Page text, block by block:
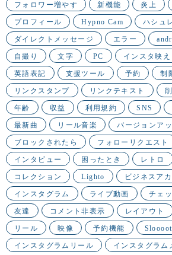
フォロワー増やす 新機能 炎上
プロフィール Hypno Cam ハシュ
ダイレクトメッセージ エラー
自撮り 文字 PC インスタ映え
英語表記 支援ツール 予約 制
リンクスタンプ リンクテキスト
年齢 収益 利用規約 SNS
最新曲 リール音楽 バージョンア
ブロックされたら フォローリクエスト
インタビュー 困ったとき レトロ
コレクション Lighto ビジネスア
インスタグラム ライブ動画 チェ
友達 コメント非表示 レイアウト
リール 映像 予約機能
インスタグラムリール インスタグラム